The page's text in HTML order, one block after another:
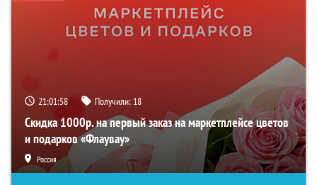
21:01:57 Получили: 18
Скидка 1000р. на первый заказ на маркетплейсе цветов
и подарков «Флаувау»
Россия